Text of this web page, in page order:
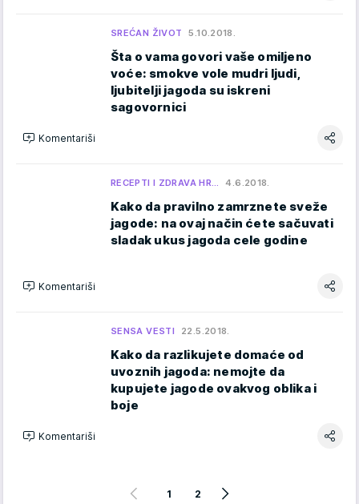
SREĆAN ŽIVOT 5.10.2018.
Šta o vama govori vaše omiljeno
voće: smokve vole mudri ljudi,
ljubitelji jagoda su iskreni
sagovornici
Komentariši
RECEPTI I ZDRAVA HR… 4.6.2018.
Kako da pravilno zamrznete sveže
jagode: na ovaj način ćete sačuvati
sladak ukus jagoda cele godine
Komentariši
SENSA VESTI 22.5.2018.
Kako da razlikujete domaće od
uvoznih jagoda: nemojte da
kupujete jagode ovakvog oblika i
boje
Komentariši
1 2